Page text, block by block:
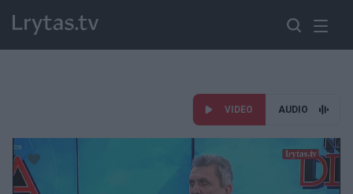
VIDEO AUDIO